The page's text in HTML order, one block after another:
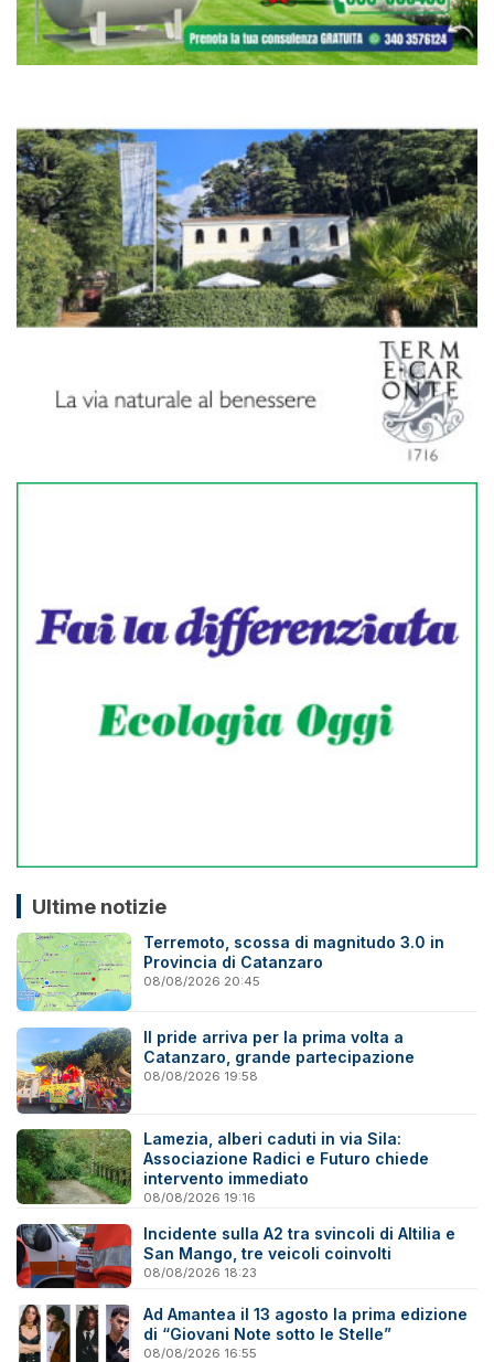
Ultime notizie
Terremoto, scossa di magnitudo 3.0 in
Provincia di Catanzaro
08/08/2026 20:45
Il pride arriva per la prima volta a
Catanzaro, grande partecipazione
08/08/2026 19:58
Lamezia, alberi caduti in via Sila:
Associazione Radici e Futuro chiede
intervento immediato
08/08/2026 19:16
Incidente sulla A2 tra svincoli di Altilia e
San Mango, tre veicoli coinvolti
08/08/2026 18:23
Ad Amantea il 13 agosto la prima edizione
di “Giovani Note sotto le Stelle”
08/08/2026 16:55